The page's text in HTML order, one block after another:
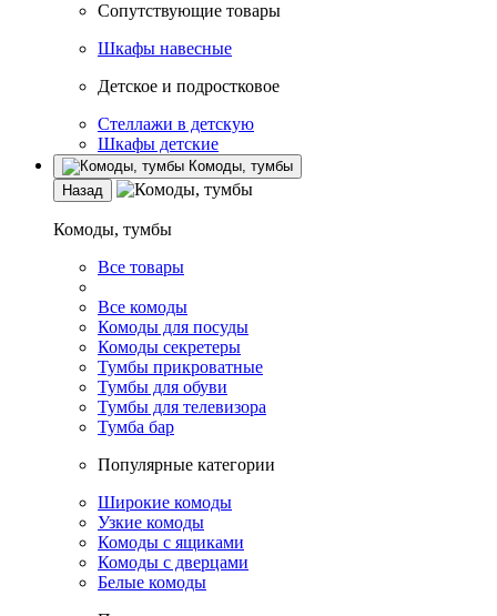
Сопутствующие товары
Шкафы навесные
Детское и подростковое
Стеллажи в детскую
Шкафы детские
Комоды, тумбы
Назад
Комоды, тумбы
Все товары
Все комоды
Комоды для посуды
Комоды секретеры
Тумбы прикроватные
Тумбы для обуви
Тумбы для телевизора
Тумба бар
Популярные категории
Широкие комоды
Узкие комоды
Комоды с ящиками
Комоды с дверцами
Белые комоды